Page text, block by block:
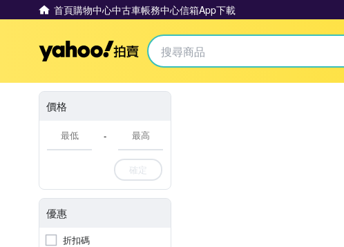
首頁購物中心中古車帳務中心信箱App下載
Yahoo拍賣
價格
-
確定
優惠
折扣碼